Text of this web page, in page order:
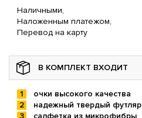
Наличными,
Наложенным платежом,
Перевод на карту
В КОМПЛЕКТ ВХОДИТ
очки высокого качества
надежный твердый футляр
салфетка из микрофибры